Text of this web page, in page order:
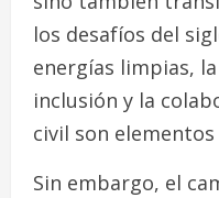
los desafíos del
energías limpias,
inclusión y la
civil son
Sin embargo, el